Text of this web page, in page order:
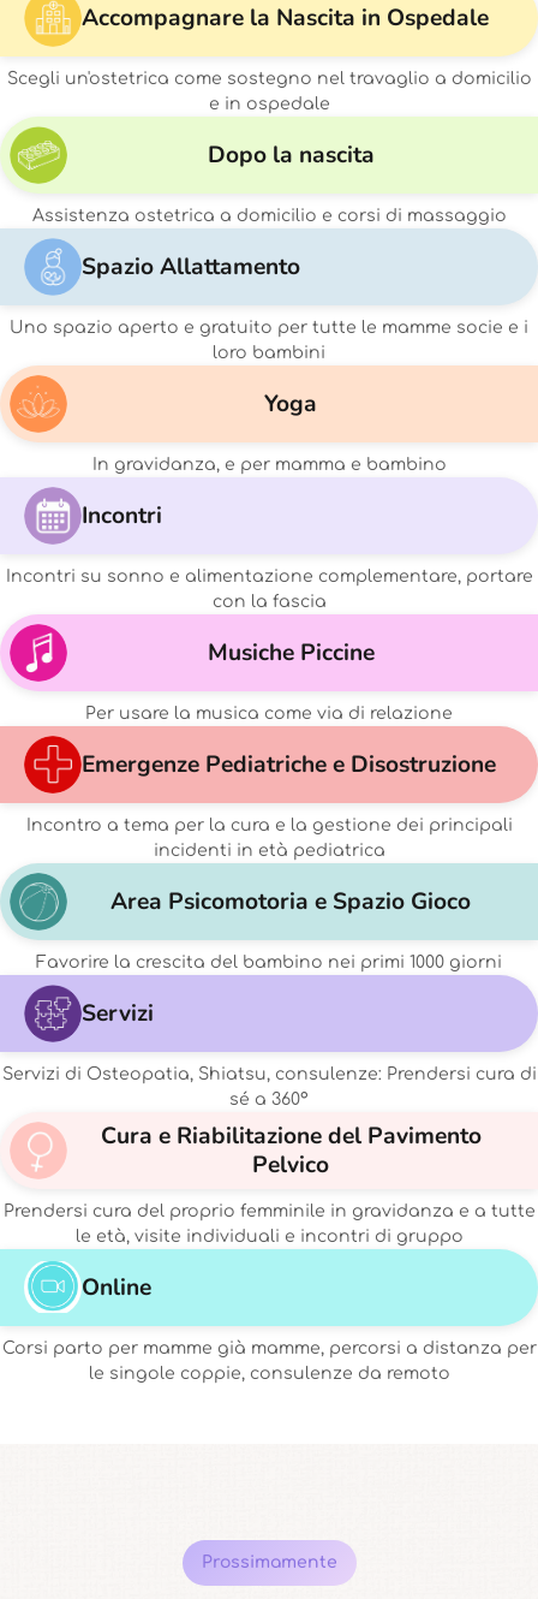
Accompagnare la Nascita in Ospedale
Scegli un'ostetrica come sostegno nel travaglio a domicilio
e in ospedale
Dopo la nascita
Assistenza ostetrica a domicilio e corsi di massaggio
Spazio Allattamento
Uno spazio aperto e gratuito per tutte le mamme socie e i
loro bambini
Yoga
In gravidanza, e per mamma e bambino
Incontri
Incontri su sonno e alimentazione complementare, portare
con la fascia
Musiche Piccine
Per usare la musica come via di relazione
Emergenze Pediatriche e Disostruzione
Incontro a tema per la cura e la gestione dei principali
incidenti in età pediatrica
Area Psicomotoria e Spazio Gioco
Favorire la crescita del bambino nei primi 1000 giorni
Servizi
Servizi di Osteopatia, Shiatsu, consulenze: Prendersi cura di
sé a 360°
Cura e Riabilitazione del Pavimento
Pelvico
Prendersi cura del proprio femminile in gravidanza e a tutte
le età, visite individuali e incontri di gruppo
Online
Corsi parto per mamme già mamme, percorsi a distanza per
le singole coppie, consulenze da remoto
Prossimamente